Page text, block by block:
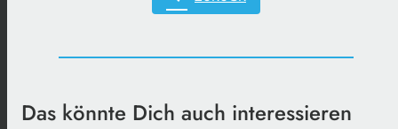
Das könnte Dich auch interessieren